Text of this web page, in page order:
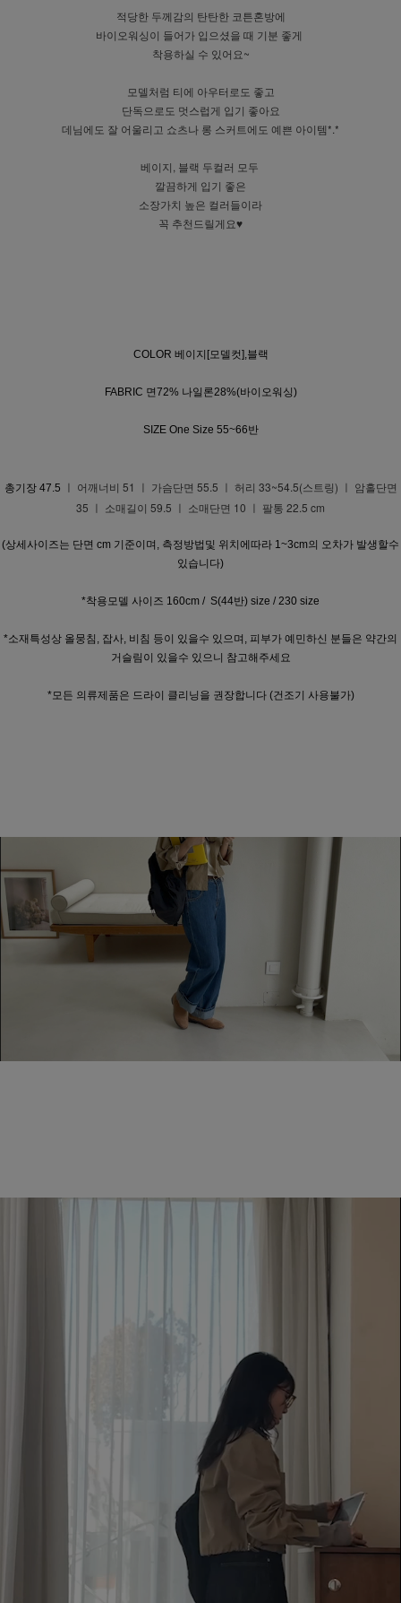
적당한 두께감의 탄탄한 코튼혼방에
바이오워싱이 들어가 입으셨을 때 기분 좋게
착용하실 수 있어요~
모델처럼 티에 아우터로도 좋고
단독으로도 멋스럽게 입기 좋아요
데님에도 잘 어울리고 쇼츠나 롱 스커트에도 예쁜 아이템*.*
베이지, 블랙 두컬러 모두
깔끔하게 입기 좋은
소장가치 높은 컬러들이라
꼭 추천드릴게요♥
COLOR 베이지[모델컷],블랙
FABRIC 면72% 나일론28%(바이오워싱)
SIZE One Size 55~66반
총기장 47.5
ㅣ 어깨너비 51 ㅣ 가슴단면 55.5 ㅣ 허리 33~54.5(스트링) ㅣ 암홀단면
35 ㅣ 소매길이 59.5 ㅣ 소매단면 10 ㅣ 팔통 22.5 cm
(상세사이즈는 단면 cm 기준이며, 측정방법및 위치에따라 1~3cm의 오차가 발생할수
있습니다)
*착용모델 사이즈 160cm / S(44반) size / 230 size
*소재특성상 올뭉침, 잡사, 비침 등이 있을수 있으며, 피부가 예민하신 분들은 약간의
거슬림이 있을수 있으니 참고해주세요
*모든 의류제품은 드라이 클리닝을 권장합니다 (건조기 사용불가)